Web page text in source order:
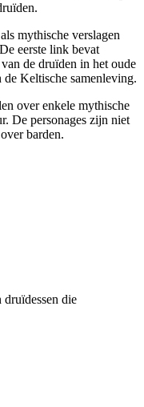
mythische verslagen
eerste link bevat
de druïden in het oude
Keltische samenleving.
over enkele mythische
De personages zijn niet
barden.
die